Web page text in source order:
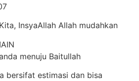
InsyaAllah Allah mudahkan
menuju Baitullah
bersifat estimasi dan bisa